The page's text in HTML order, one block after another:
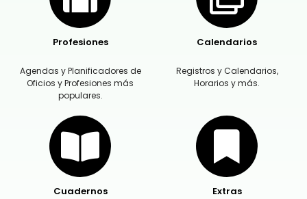
Profesiones
Agendas y Planificadores de
Oficios y Profesiones más
populares.
Calendarios
Registros y Calendarios,
Horarios y más.
Cuadernos Extras